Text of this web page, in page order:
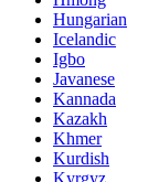
Hungarian
Icelandic
Igbo
Javanese
Kannada
Kazakh
Khmer
Kurdish